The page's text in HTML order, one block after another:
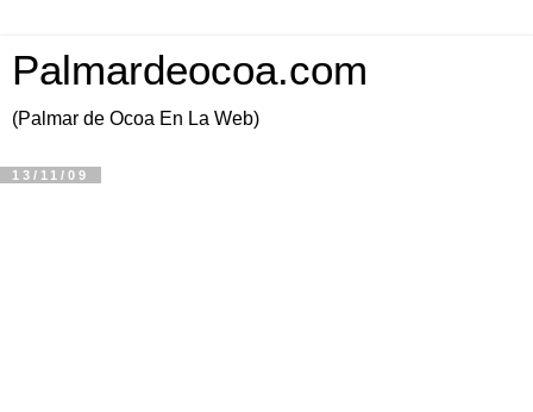
Palmardeocoa.com
(Palmar de Ocoa En La Web)
13/11/09